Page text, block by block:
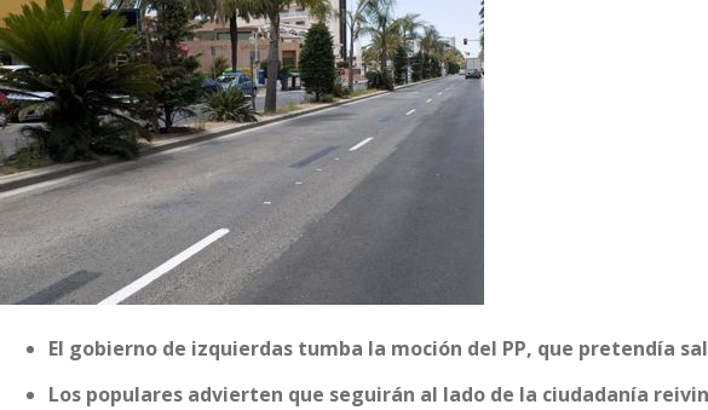
El gobierno de izquierdas tumba la moción del PP, que pretendía
Los populares advierten que seguirán al lado de la ciudadanía